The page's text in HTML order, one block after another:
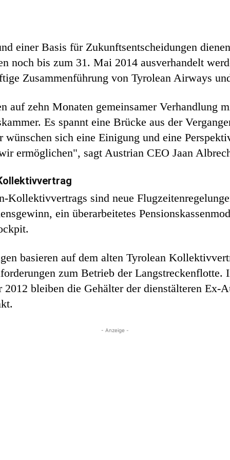
einer Basis für Zukunftsentscheidungen
noch bis zum 31. Mai 2014 ausverhandelt
Zusammenführung von Tyrolean Airways
auf zehn Monaten gemeinsamer Verhandlung
Es spannt eine Brücke aus der
sich eine Einigung und eine
ermöglichen", sagt Austrian CEO Jaan
Kollektivvertrags sind neue
ein überarbeitetes
basieren auf dem alten Tyrolean
zum Betrieb der Langstreckenflotte.
2012 bleiben die Gehälter der dienstälteren Ex-
- Anzeige -